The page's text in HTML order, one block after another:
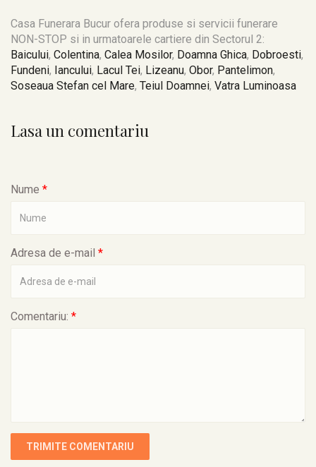
Casa Funerara Bucur ofera produse si servicii funerare
NON-STOP si in urmatoarele cartiere din Sectorul 2:
Baicului, Colentina, Calea Mosilor, Doamna Ghica, Dobroesti,
Fundeni, Iancului, Lacul Tei, Lizeanu, Obor, Pantelimon,
Soseaua Stefan cel Mare, Teiul Doamnei, Vatra Luminoasa
Lasa un comentariu
Nume *
Adresa de e-mail *
Comentariu: *